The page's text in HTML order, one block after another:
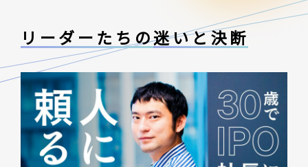
リーダーたちの迷いと決断